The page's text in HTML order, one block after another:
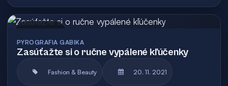
PYROGRAFIA GABIKA
Zasúťažte si o ručne vypálené kľúčenky
Fashion & Beauty 20. 11. 2021